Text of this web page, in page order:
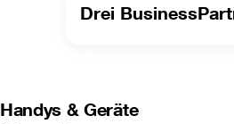
Drei
Handys & Geräte